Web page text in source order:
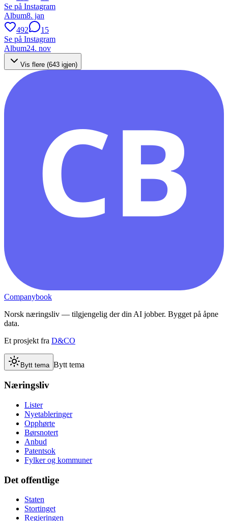
Se på Instagram
Album8. jan
492
15
Se på Instagram
Album24. nov
Vis flere (643 igjen)
CB
Companybook
Norsk næringsliv — tilgjengelig der din AI jobber. Bygget på åpne
data.
Et prosjekt fra D&CO
Bytt tema Bytt tema
Næringsliv
Lister
Nyetableringer
Opphørte
Børsnotert
Anbud
Patentsok
Fylker og kommuner
Det offentlige
Staten
Stortinget
Regjeringen